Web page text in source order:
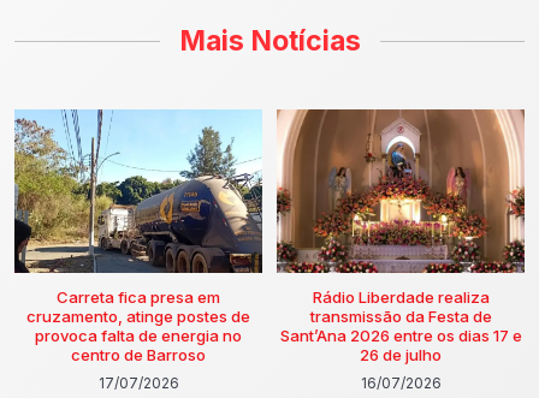
Mais Notícias
Carreta fica presa em
cruzamento, atinge postes de
provoca falta de energia no
centro de Barroso
17/07/2026
Rádio Liberdade realiza
transmissão da Festa de
Sant’Ana 2026 entre os dias 17 e
26 de julho
16/07/2026